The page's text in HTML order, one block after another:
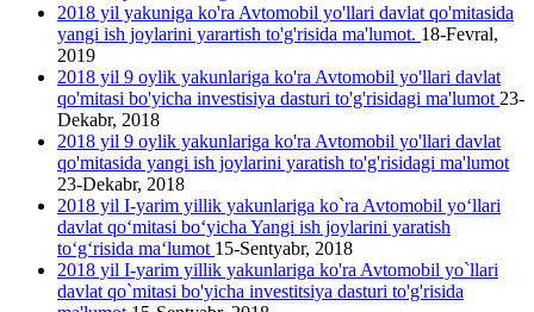
2018 yil yakuniga ko'ra Avtomobil yo'llari davlat qo'mitasida
yangi ish joylarini yarartish to'g'risida ma'lumot. 18-Fevral,
2019
2018 yil 9 oylik yakunlariga ko'ra Avtomobil yo'llari davlat
qo'mitasi bo'yicha investisiya dasturi to'g'risidagi ma'lumot 23-
Dekabr, 2018
2018 yil 9 oylik yakunlariga ko'ra Avtomobil yo'llari davlat
qo'mitasida yangi ish joylarini yаratish to'g'risidagi ma'lumot
23-Dekabr, 2018
2018 yil I-yarim yillik yakunlariga ko`ra Avtomobil yo‘llari
davlat qo‘mitasi bo‘yicha Yangi ish joylarini yaratish
to‘g‘risida ma‘lumot 15-Sentyabr, 2018
2018 yil I-yarim yillik yakunlariga ko'ra Avtomobil yo`llari
davlat qo`mitasi bo'yicha investitsiya dasturi to'g'risida